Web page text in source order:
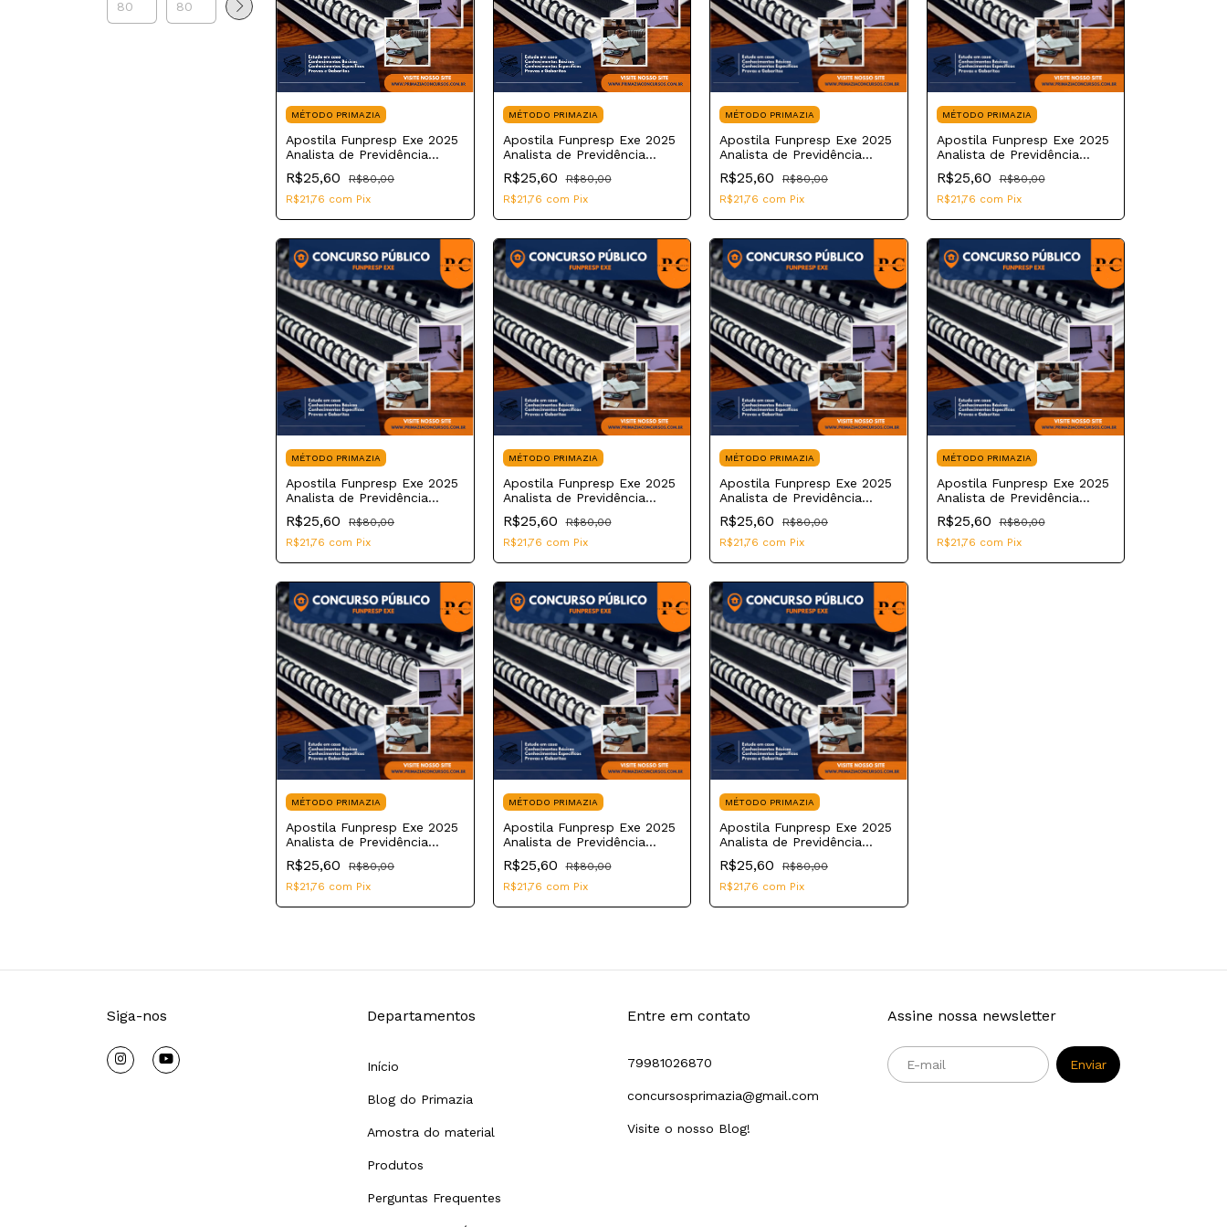
MÉTODO PRIMAZIA
Apostila Funpresp Exe 2025
Analista de Previdência
Complementar
Infraestrutura e
Cibersegurança
R$25,60
R$80,00
R$21,76 com Pix
MÉTODO PRIMAZIA
Apostila Funpresp Exe 2025
Analista de Previdência
Complementar Sistemas e
Governança de Tecnologia
da Informação
R$25,60
R$80,00
R$21,76 com Pix
MÉTODO PRIMAZIA
Apostila Funpresp Exe 2025
Analista de Previdência
Complementar Jurídica
R$25,60
R$80,00
R$21,76 com Pix
MÉTODO PRIMAZIA
Apostila Funpresp Exe 2025
Analista de Previdência
Complementar Governança,
Auditoria, Controle e
Conformidade
R$25,60
R$80,00
R$21,76 com Pix
MÉTODO PRIMAZIA
Apostila Funpresp Exe 2025
Analista de Previdência
Complementar
Contabilidade
R$25,60
R$80,00
R$21,76 com Pix
MÉTODO PRIMAZIA
Apostila Funpresp Exe 2025
Analista de Previdência
Complementar Estatística,
Ciência de Dados e
Inovação
R$25,60
R$80,00
R$21,76 com Pix
MÉTODO PRIMAZIA
Apostila Funpresp Exe 2025
Analista de Previdência
Complementar Atuária
R$25,60
R$80,00
R$21,76 com Pix
MÉTODO PRIMAZIA
Apostila Funpresp Exe 2025
Analista de Previdência
Complementar Gestão de
Investimentos e Riscos de
Investimentos
R$25,60
R$80,00
R$21,76 com Pix
MÉTODO PRIMAZIA
Apostila Funpresp Exe 2025
Analista de Previdência
Complementar Comercial,
Marketing e Comunicação
Social
R$25,60
R$80,00
R$21,76 com Pix
MÉTODO PRIMAZIA
Apostila Funpresp Exe 2025
Analista de Previdência
Complementar Previdência
R$25,60
R$80,00
R$21,76 com Pix
MÉTODO PRIMAZIA
Apostila Funpresp Exe 2025
Analista de Previdência
Complementar
Administração e
Planejamento
R$25,60
R$80,00
R$21,76 com Pix
Siga-nos Departamentos
Início
Blog do Primazia
Amostra do material
Produtos
Perguntas Frequentes
Entre em contato
79981026870
concursosprimazia@gmail.com
Visite o nosso Blog!
Assine nossa newsletter